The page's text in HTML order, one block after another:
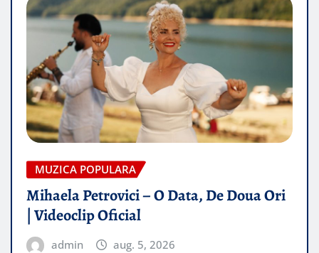
MUZICA POPULARA
Mihaela Petrovici – O Data, De Doua Ori
| Videoclip Oficial
admin aug. 5, 2026